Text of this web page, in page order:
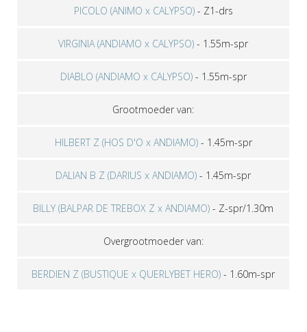
PICOLO (ANIMO x CALYPSO)- Z1-drs
VIRGINIA (ANDIAMO x CALYPSO) - 1.55m-spr
DIABLO (ANDIAMO x CALYPSO)- 1.55m-spr
Grootmoeder van:
HILBERT Z (HOS D'O x ANDIAMO)- 1.45m-spr
DALIAN B Z (DARIUS x ANDIAMO) - 1.45m-spr
BILLY (BALPAR DE TREBOX Z x ANDIAMO) - Z-spr/1.30m
Overgrootmoeder van:
BERDIEN Z (BUSTIQUE x QUERLYBET HERO) - 1.60m-spr